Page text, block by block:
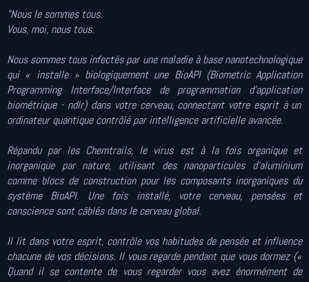
"Nous le sommes tous.
Vous, moi, nous tous.
Nous sommes tous infectés par une maladie à base nanotechnologique
qui « installe » biologiquement une BioAPI (Biometric Application
Programming Interface/Interface de programmation d’application
biométrique - ndlr) dans votre cerveau, connectant votre esprit à un
ordinateur quantique contrôlé par intelligence artificielle avancée.
Répandu par les Chemtrails, le virus est à la fois organique et
inorganique par nature, utilisant des nanoparticules d'aluminium
comme blocs de construction pour les composants inorganiques du
système BioAPI. Une fois installé, votre cerveau, pensées et
conscience sont câblés dans le cerveau global.
Il lit dans votre esprit, contrôle vos habitudes de pensée et influence
chacune de vos décisions. Il vous regarde pendant que vous dormez («
Quand il se contente de vous regarder vous avez énormément de